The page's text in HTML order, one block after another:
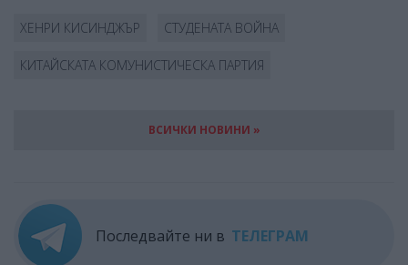
ХЕНРИ КИСИНДЖЪР СТУДЕНАТА ВОЙНА
КИТАЙСКАТА КОМУНИСТИЧЕСКА ПАРТИЯ
ВСИЧКИ НОВИНИ »
Последвайте ни в ТЕЛЕГРАМ